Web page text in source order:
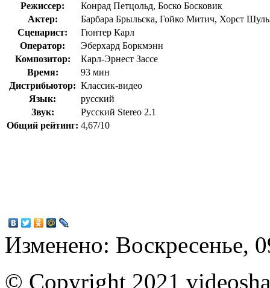
Режиссер:
Конрад Петцольд, Боско Босковик
Актер:
Барбара Брыльска, Гойко Митич, Хорст
Сценарист:
Гюнтер Карл
Оператор:
Эберхард Боркмэнн
Композитор:
Карл-Эрнест Зассе
Время:
93 мин
Дистрибьютор: Классик-видео
Язык:
русский
Звук:
Русский Stereo 2.1
Общий рейтинг: 4,67/10
Изменено: Воскресенье,
© Copyright 2021